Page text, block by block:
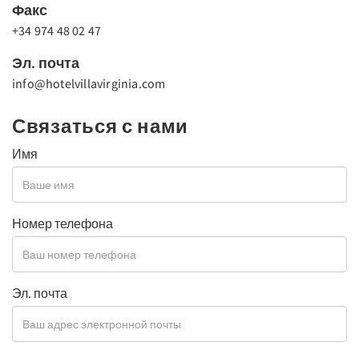
Факс
+34 974 48 02 47
Эл. почта
info@hotelvillavirginia.com
Связаться с нами
Имя
Номер телефона
Эл. почта